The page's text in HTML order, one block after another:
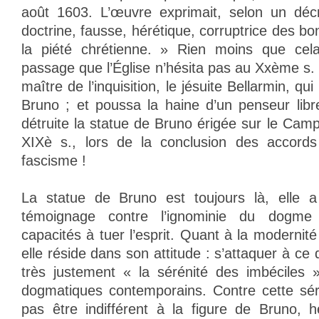
août 1603. L’œuvre exprimait, selon un
doctrine, fausse, hérétique, corruptrice des
la piété chrétienne. » Rien moins que
passage que l’Église n’hésita pas au Xxème
maître de l’inquisition, le jésuite Bellarmin,
Bruno ; et poussa la haine d’un penseur
détruite la statue de Bruno érigée sur le
XIXè s., lors de la conclusion des
fascisme !
La statue de Bruno est toujours là, elle
témoignage contre l’ignominie du
capacités à tuer l’esprit. Quant à la
elle réside dans son attitude : s’attaquer à ce
très justement « la sérénité des imbéciles
dogmatiques contemporains. Contre cette
pas être indifférent à la figure de Bruno,